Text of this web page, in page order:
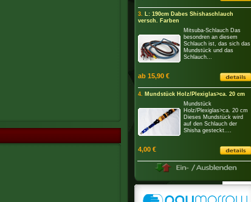
3. L: 190cm Dabes Shishaschlauch
versch. Farben
Mitsuba-Schlauch Das
besondren an diesem
Schlauch ist, das sich das
Mundstück und das
Schlauch...
ab 15,90 €
4. Mundstück Holz/Plexiglas>ca. 20 cm
Mundstück
Holz/Plexiglas>ca. 20 cm
Dieses Mundstück wird
auf den Schlauch der
Shisha gesteckt....
4,00 €